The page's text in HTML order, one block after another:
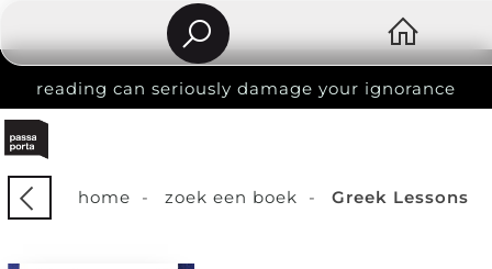
reading can seriously damage your ignorance
home - zoek een boek - Greek Lessons